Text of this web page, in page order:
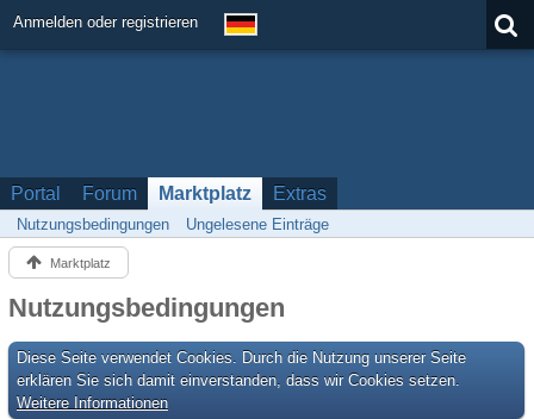
Anmelden oder registrieren
Portal Forum Marktplatz Extras
Nutzungsbedingungen Ungelesene Einträge
Marktplatz
Nutzungsbedingungen
Diese Seite verwendet Cookies. Durch die Nutzung unserer Seite
erklären Sie sich damit einverstanden, dass wir Cookies setzen.
Weitere Informationen